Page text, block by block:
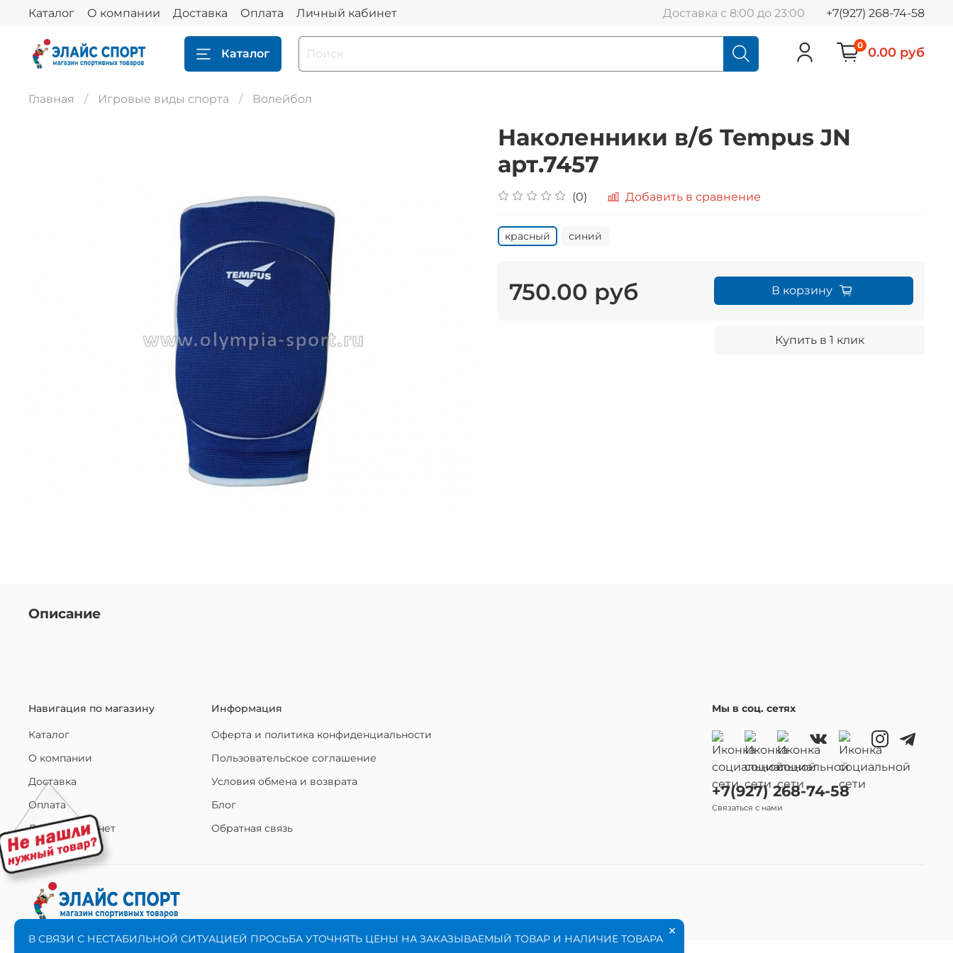
Каталог О компании Доставка Оплата Личный кабинет Доставка с 8:00 до 23:00 +7(927) 268-74-58
Каталог
0 0.00 руб
Главная Игровые виды спорта Волейбол
Наколенники в/б Tempus JN
арт.7457
(0) Добавить в сравнение
красный синий
750.00 руб В корзину
Купить в 1 клик
Описание
Навигация по магазину
Каталог
О компании
Доставка
Оплата
Личный кабинет
Информация
Оферта и политика конфиденциальности
Пользовательское соглашение
Условия обмена и возврата
Блог
Обратная связь
Мы в соц. сетях
+7(927) 268-74-58
Связаться с нами
В СВЯЗИ С НЕСТАБИЛЬНОЙ СИТУАЦИЕЙ ПРОСЬБА УТОЧНЯТЬ ЦЕНЫ НА ЗАКАЗЫВАЕМЫЙ ТОВАР И НАЛИЧИЕ ТОВАРА ×